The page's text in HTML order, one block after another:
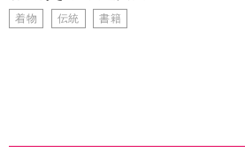
着物 伝統 書籍